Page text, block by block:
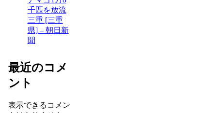
千匹を放流
三重 [三重
県] – 朝日新
聞
最近のコメ
ント
表示できるコメン